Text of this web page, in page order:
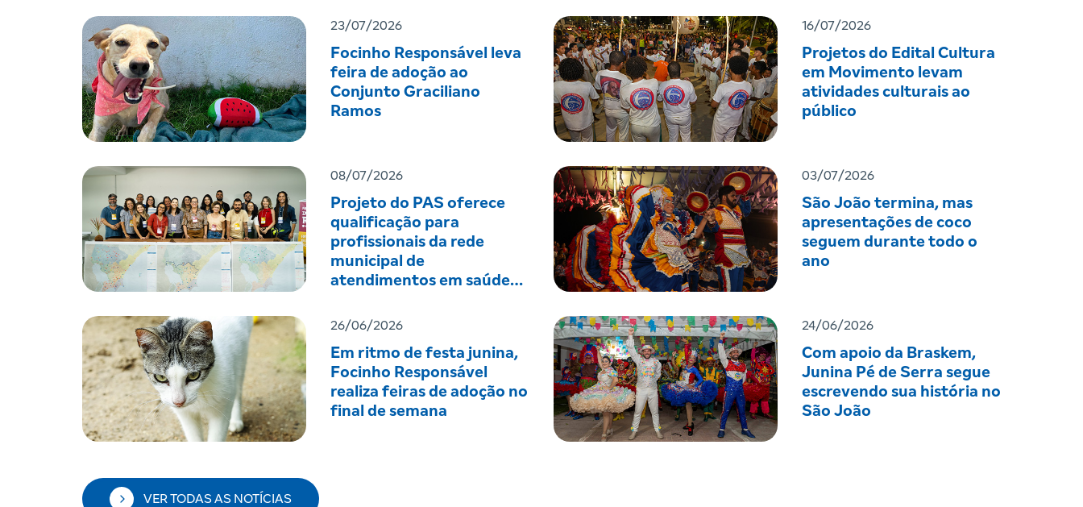
23/07/2026
Focinho Responsável leva
feira de adoção ao
Conjunto Graciliano
Ramos
16/07/2026
Projetos do Edital Cultura
em Movimento levam
atividades culturais ao
público
08/07/2026
Projeto do PAS oferece
qualificação para
profissionais da rede
municipal de
atendimentos em saúde
03/07/2026
São João termina, mas
apresentações de coco
seguem durante todo o
ano
26/06/2026
Em ritmo de festa junina,
Focinho Responsável
realiza feiras de adoção no
final de semana
24/06/2026
Com apoio da Braskem,
Junina Pé de Serra segue
escrevendo sua história no
São João
VER TODAS AS NOTÍCIAS